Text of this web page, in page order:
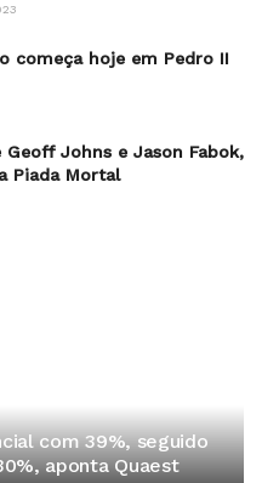
começa hoje em Pedro II
Geoff Johns e Jason Fabok,
Piada Mortal
com 39%, seguido
aponta Quaest